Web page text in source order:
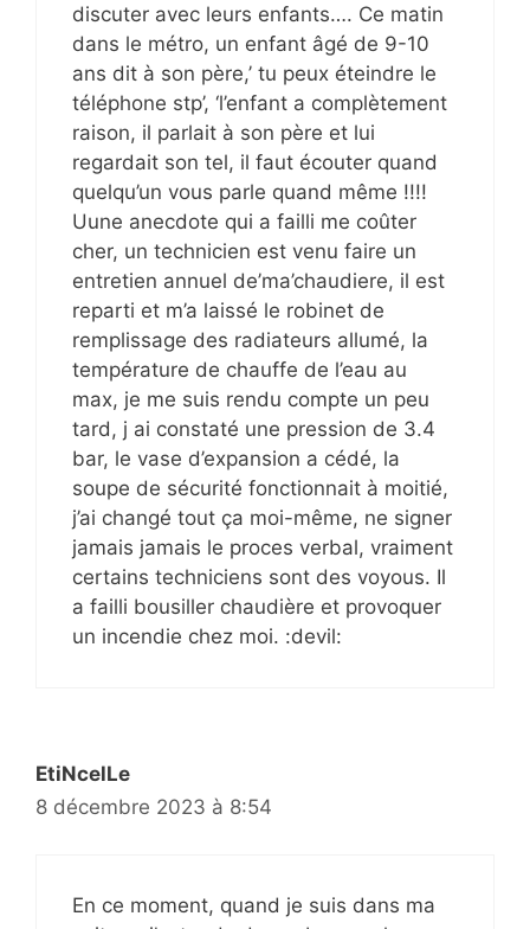
discuter avec leurs enfants…. Ce matin
dans le métro, un enfant âgé de 9-10
ans dit à son père,’ tu peux éteindre le
téléphone stp’, ‘l’enfant a complètement
raison, il parlait à son père et lui
regardait son tel, il faut écouter quand
quelqu’un vous parle quand même !!!!
Uune anecdote qui a failli me coûter
cher, un technicien est venu faire un
entretien annuel de’ma’chaudiere, il est
reparti et m’a laissé le robinet de
remplissage des radiateurs allumé, la
température de chauffe de l’eau au
max, je me suis rendu compte un peu
tard, j ai constaté une pression de 3.4
bar, le vase d’expansion a cédé, la
soupe de sécurité fonctionnait à moitié,
j’ai changé tout ça moi-même, ne signer
jamais jamais le proces verbal, vraiment
certains techniciens sont des voyous. Il
a failli bousiller chaudière et provoquer
un incendie chez moi. :devil:
EtiNcelLe
8 décembre 2023 à 8:54
En ce moment, quand je suis dans ma